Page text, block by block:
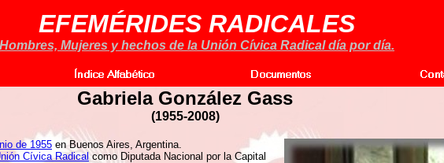
EFEMÉRIDES RADICALES
Hombres, Mujeres y hechos de la Unión Cívica Radical día por día.
Gabriela González Gass
(1955-2008)
de 1955 en Buenos Aires, Argentina.
Cívica Radicalcomo Diputada Nacional por la Capital